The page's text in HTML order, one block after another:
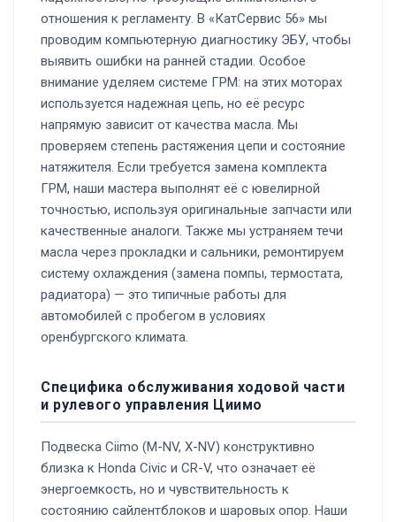
отношения к регламенту. В «КатСервис 56» мы
проводим компьютерную диагностику ЭБУ, чтобы
выявить ошибки на ранней стадии. Особое
внимание уделяем системе ГРМ: на этих моторах
используется надежная цепь, но её ресурс
напрямую зависит от качества масла. Мы
проверяем степень растяжения цепи и состояние
натяжителя. Если требуется замена комплекта
ГРМ, наши мастера выполнят её с ювелирной
точностью, используя оригинальные запчасти или
качественные аналоги. Также мы устраняем течи
масла через прокладки и сальники, ремонтируем
систему охлаждения (замена помпы, термостата,
радиатора) — это типичные работы для
автомобилей с пробегом в условиях
оренбургского климата.
Специфика обслуживания ходовой части
и рулевого управления Циимо
Подвеска Ciimo (M-NV, X-NV) конструктивно
близка к Honda Civic и CR-V, что означает её
энергоемкость, но и чувствительность к
состоянию сайлентблоков и шаровых опор. Наши